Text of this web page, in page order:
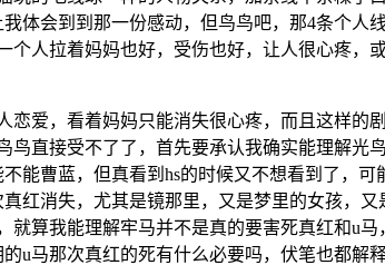
体会到到那一份感动，但鸟鸟吧，那4条个人
人拉着妈妈也好，受伤也好，让人很心疼，
爱，看着妈妈只能消失很心疼，而且这样的
直接受不了了，首先要承认我确实能理解光
能曹蓝，但真看到hs的时候又不想看到了，
红消失，尤其是镜那里，又是梦里的女孩，
算我能理解牢马并不是真的要害死真红和u
u马那次真红的死有什么必要吗，伏笔也都解